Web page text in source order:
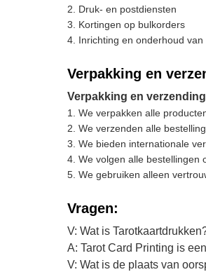
Druk- en postdiensten
Kortingen op bulkorders
Inrichting en onderhoud
Verpakking en
Verpakking en
We verpakken alle
We verzenden alle
We bieden internationale
We volgen alle bestellingen
We gebruiken alleen
Vragen:
V: Wat is
A: Tarot Card Printing is
V: Wat is de plaats van